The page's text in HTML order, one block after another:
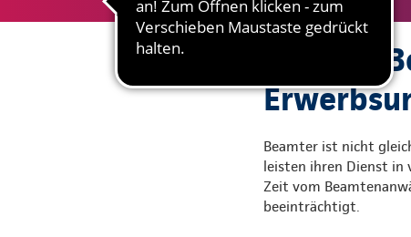
Schützt
Beamter ist nicht
leisten ihren Dienst in
Zeit vom
beeinträchtigt.